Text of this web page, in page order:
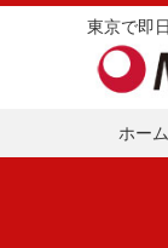
ホーム